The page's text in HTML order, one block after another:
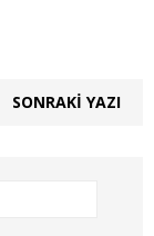
SONRAKI YAZI